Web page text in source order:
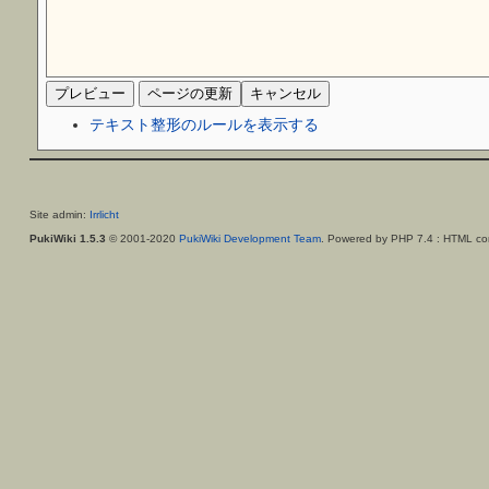
テキスト整形のルールを表示する
Site admin: Irrlicht
PukiWiki 1.5.3 © 2001-2020 PukiWiki Development Team. Powered by PHP 7.4 : HTML